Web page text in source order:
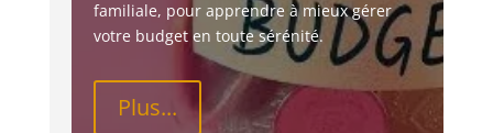
familiale, pour apprendre à mieux gérer
votre budget en toute sérénité.
Plus...